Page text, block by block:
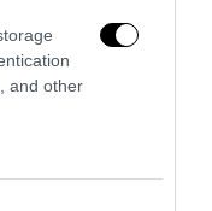
and other